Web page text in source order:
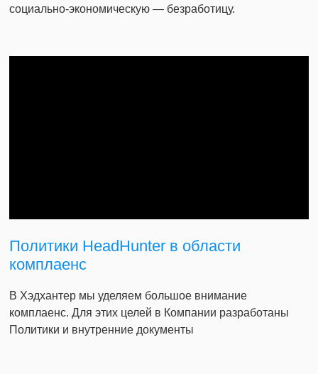
социально-экономическую — безработицу.
Политики HeadHunter в области
комплаенс
В Хэдхантер мы уделяем большое внимание
комплаенс. Для этих целей в Компании разработаны
Политики и внутренние документы